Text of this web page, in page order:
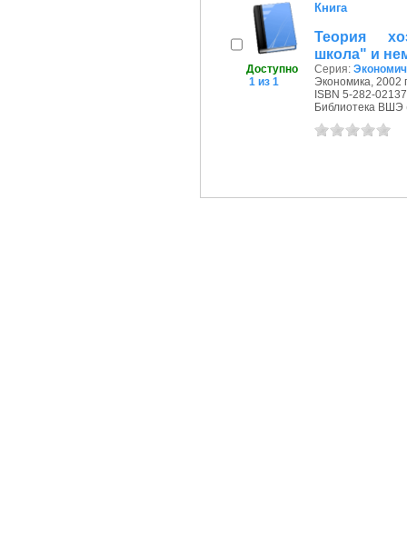
Доступно
1 из 1
Книга
Теория
школа" и
Серия:
Экономика, 2002
ISBN 5-282-
Библиотека ВШЭ